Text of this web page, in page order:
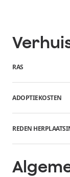
RAS
ADOPTIEKOSTEN
REDEN